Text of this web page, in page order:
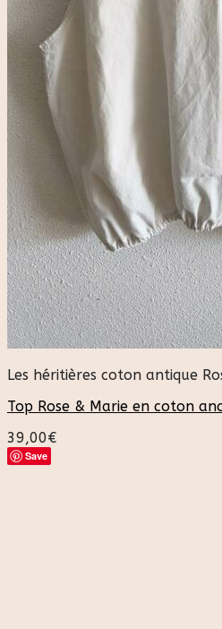
Les héritières coton antique
Top Rose & Marie en coton
39,00€
Save